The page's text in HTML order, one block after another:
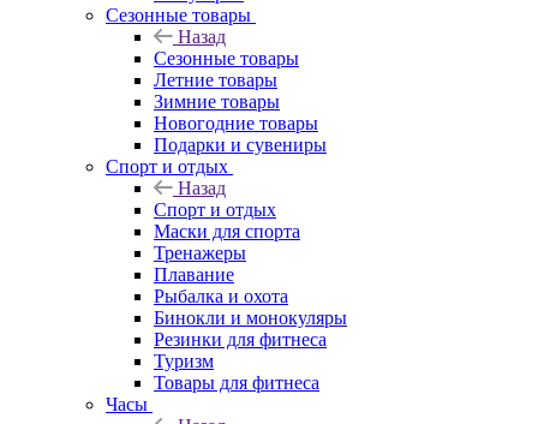
Сезонные товары
Назад
Сезонные товары
Летние товары
Зимние товары
Новогодние товары
Подарки и сувениры
Спорт и отдых
Назад
Спорт и отдых
Маски для спорта
Тренажеры
Плавание
Рыбалка и охота
Бинокли и монокуляры
Резинки для фитнеса
Туризм
Товары для фитнеса
Часы